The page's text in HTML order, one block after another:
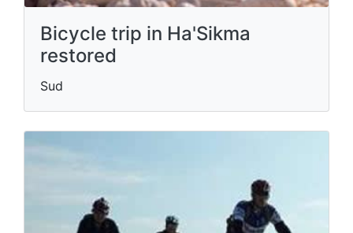
Bicycle trip in Ha'Sikma
restored
Sud